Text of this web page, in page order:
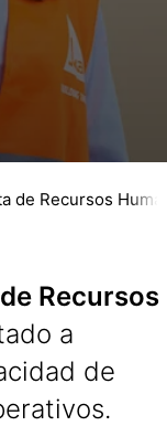
de Recursos
Recursos
a
de